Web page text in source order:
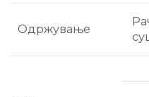
Одржување